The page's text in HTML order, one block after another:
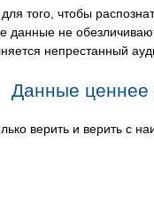
того, чтобы
данные не
непрестанный
Данные ценнее
верить и верить с